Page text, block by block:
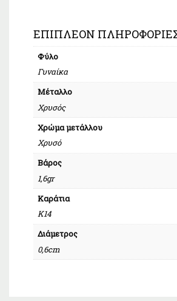
ΕΠΙΠΛΈΟΝ
Φύλο
Γυναίκα
Μέταλλο
Χρυσός
Χρώμα μετάλλου
Χρυσό
Βάρος
1,6gr
Καράτια
Κ14
Διάμετρος
0,6cm